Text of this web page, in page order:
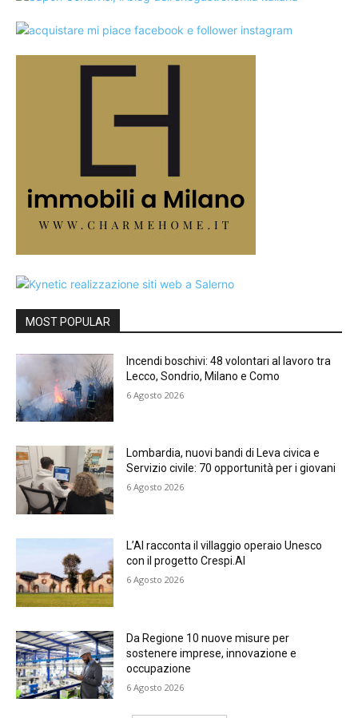
MOST POPULAR
Incendi boschivi: 48 volontari al lavoro tra
Lecco, Sondrio, Milano e Como
6 Agosto 2026
Lombardia, nuovi bandi di Leva civica e
Servizio civile: 70 opportunità per i giovani
6 Agosto 2026
L’AI racconta il villaggio operaio Unesco
con il progetto Crespi.AI
6 Agosto 2026
Da Regione 10 nuove misure per
sostenere imprese, innovazione e
occupazione
6 Agosto 2026